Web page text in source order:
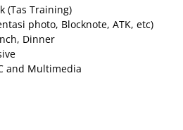
(Tas Training)
photo, Blocknote, ATK, etc)
Dinner
and Multimedia